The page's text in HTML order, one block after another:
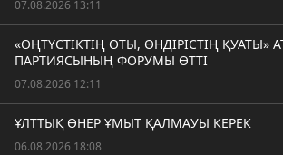
07.08.2026 13:11
«ОҢТҮСТІКТІҢ ОТЫ, ӨНДІРІСТІҢ ҚУАТЫ»
ПАРТИЯСЫНЫҢ ФОРУМЫ ӨТТІ
07.08.2026 12:11
ҰЛТТЫҚ ӨНЕР ҰМЫТ ҚАЛМАУЫ КЕРЕК
06.08.2026 18:08